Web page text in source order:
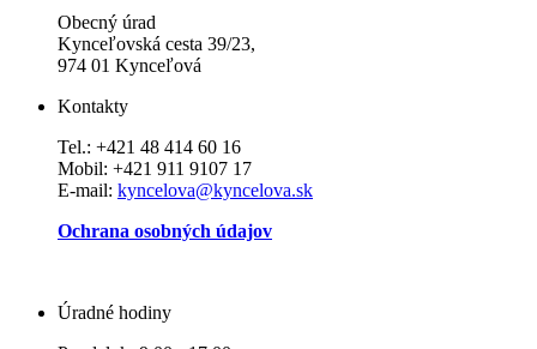
Obecný úrad
Kynceľovská cesta 39/23,
974 01 Kynceľová
Kontakty
Tel.: +421 48 414 60 16
Mobil: +421 911 9107 17
E-mail: kyncelova@kyncelova.sk
Ochrana osobných údajov
Úradné hodiny